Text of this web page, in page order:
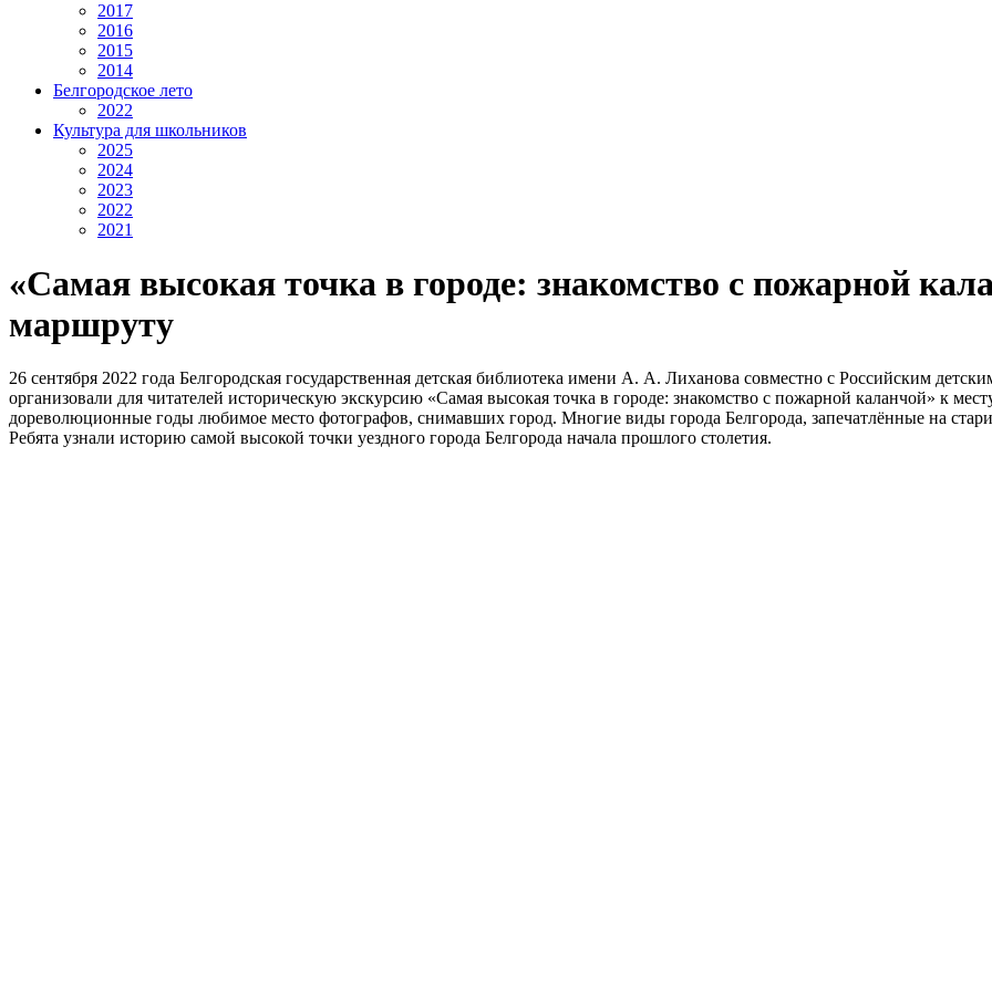
2017
2016
2015
2014
Белгородское лето
2022
Культура для школьников
2025
2024
2023
2022
2021
«Самая высокая точка в городе: знакомство с пожарной
маршруту
26 сентября 2022 года Белгородская государственная детская библиотека имени А. А. Лиханова совместно с Российским
организовали для читателей историческую экскурсию «Самая высокая точка в городе: знакомство с пожарной каланчой» к
дореволюционные годы любимое место фотографов, снимавших город. Многие виды города Белгорода, запечатлённые на
Ребята узнали историю самой высокой точки уездного города Белгорода начала прошлого столетия.